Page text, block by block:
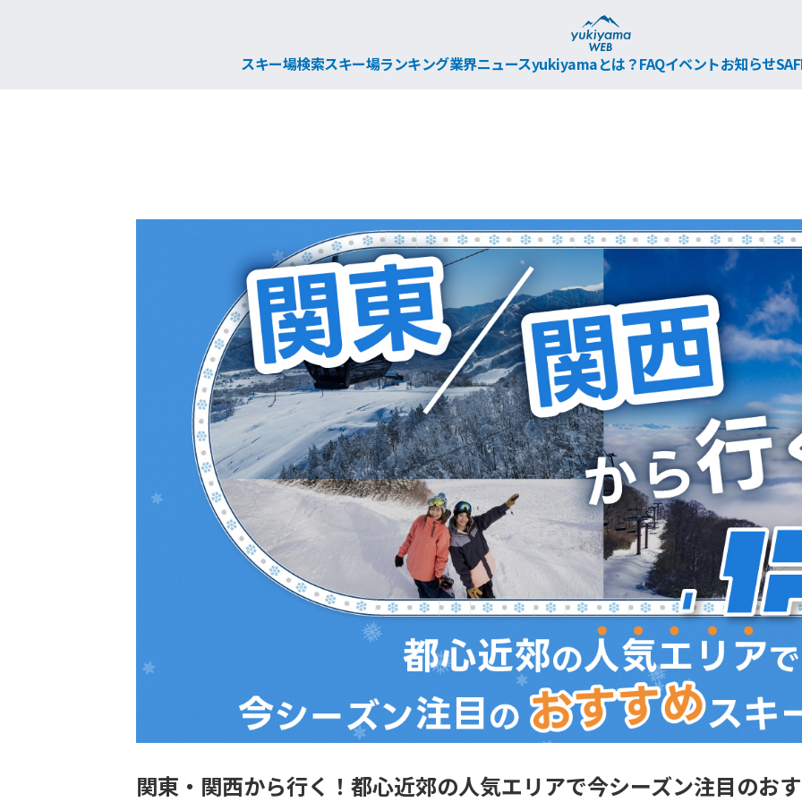
スキー場検索スキー場ランキング業界ニュースyukiyamaとは？FAQイベントお知らせ
関東・関西から行く！都心近郊の人気エリアで今シーズン注目のお